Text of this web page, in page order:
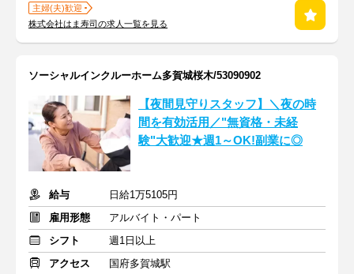
主婦(夫)歓迎
株式会社はま寿司の求人一覧を見る
ソーシャルインクルーホーム多賀城桜木/53090902
【夜間見守りスタッフ】＼夜の時
間を有効活用／"無資格・未経
験"大歓迎★週1～OK!副業に◎
給与
日給1万5105円
雇用形態
アルバイト・パート
シフト
週1日以上
アクセス
国府多賀城駅